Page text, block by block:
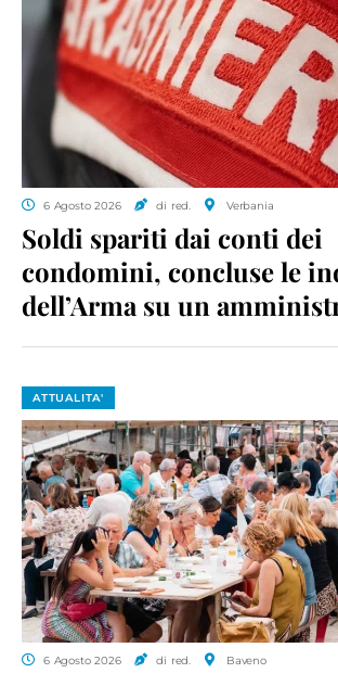
6 Agosto 2026 di red. Verbania
Soldi spariti dai conti dei
condomini, concluse le
dell’Arma su un
ATTUALITA'
6 Agosto 2026 di red. Baveno